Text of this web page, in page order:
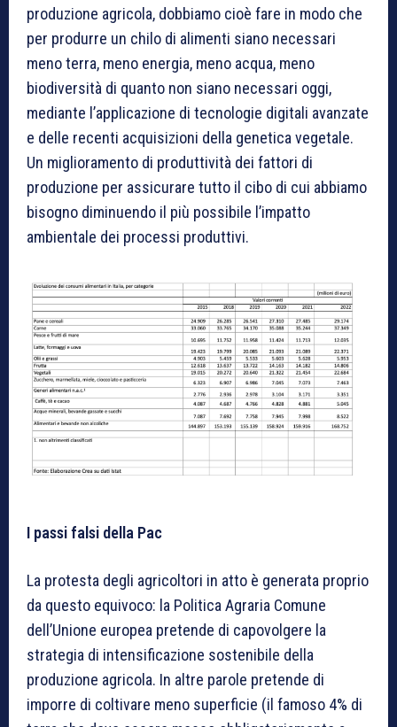
produzione agricola, dobbiamo cioè fare in modo che
per produrre un chilo di alimenti siano necessari
meno terra, meno energia, meno acqua, meno
biodiversità di quanto non siano necessari oggi,
mediante l’applicazione di tecnologie digitali avanzate
e delle recenti acquisizioni della genetica vegetale.
Un miglioramento di produttività dei fattori di
produzione per assicurare tutto il cibo di cui abbiamo
bisogno diminuendo il più possibile l’impatto
ambientale dei processi produttivi.
I passi falsi della Pac
La protesta degli agricoltori in atto è generata proprio
da questo equivoco: la Politica Agraria Comune
dell’Unione europea pretende di capovolgere la
strategia di intensificazione sostenibile della
produzione agricola. In altre parole pretende di
imporre di coltivare meno superficie (il famoso 4% di